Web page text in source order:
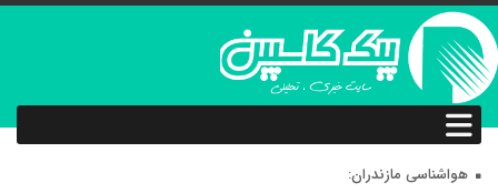
هواشناسی مازندران: